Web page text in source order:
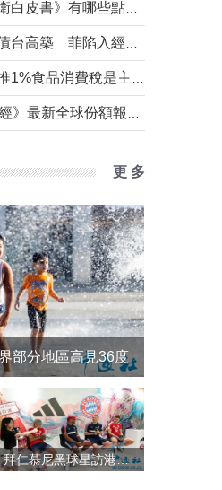
更 多
部分地區高見36度
拜仁慕尼黑球星訪港 與球迷近距離互動